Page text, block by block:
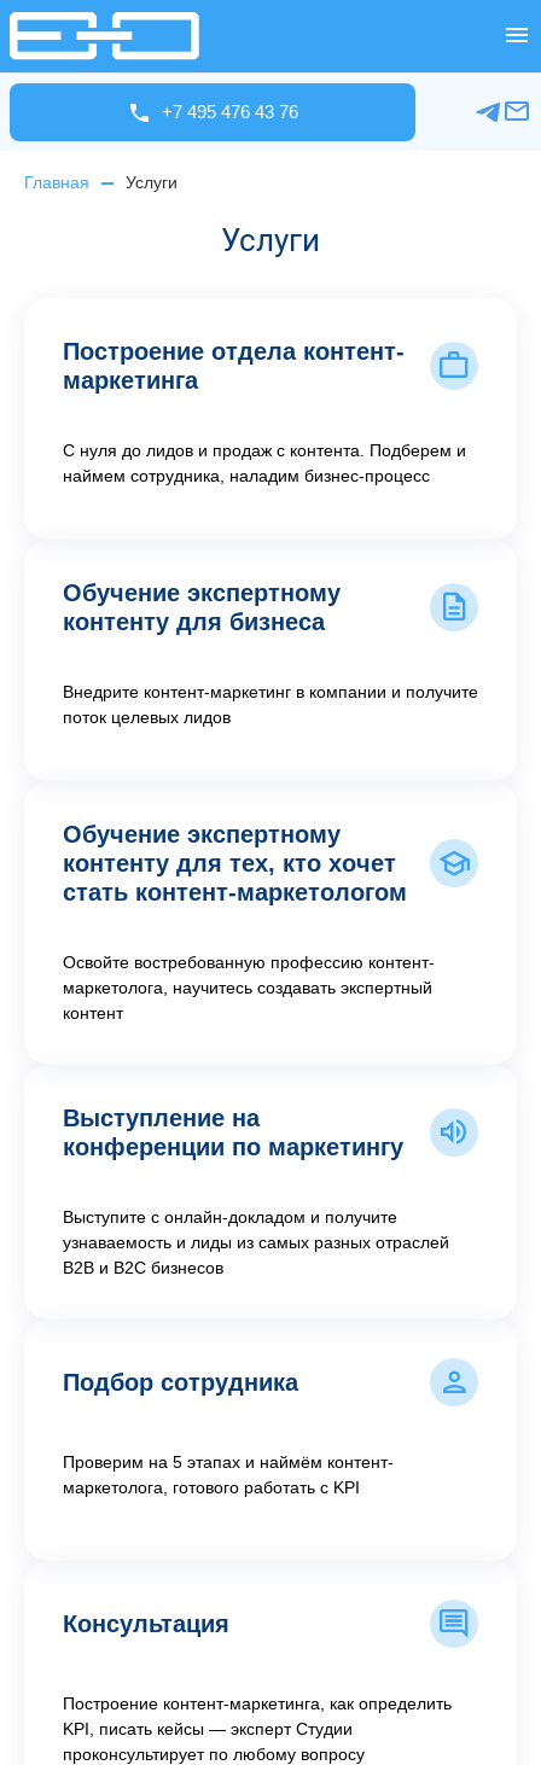
+7 495 476 43 76
Главная Услуги
Услуги
Построение отдела контент-
маркетинга
С нуля до лидов и продаж с контента. Подберем и
наймем сотрудника, наладим бизнес-процесс
Обучение экспертному
контенту для бизнеса
Внедрите контент-маркетинг в компании и получите
поток целевых лидов
Обучение экспертному
контенту для тех, кто хочет
стать контент-маркетологом
Освойте востребованную профессию контент-
маркетолога, научитесь создавать экспертный
контент
Выступление на
конференции по маркетингу
Выступите с онлайн-докладом и получите
узнаваемость и лиды из самых разных отраслей
В2В и В2С бизнесов
Подбор сотрудника
Проверим на 5 этапах и наймём контент-
маркетолога, готового работать с KPI
Консультация
Построение контент-маркетинга, как определить
KPI, писать кейсы — эксперт Студии
проконсультирует по любому вопросу